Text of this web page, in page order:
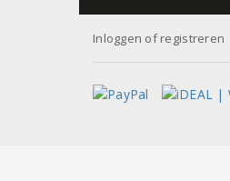
Inloggen of registreren